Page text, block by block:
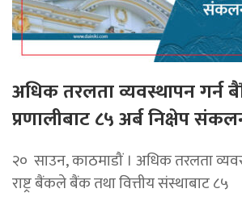
अधिक तरलता व्यवस्थापन गर्न
प्रणालीबाट ८५ अर्ब निक्षेप
२० साउन, काठमाडौं । अधिक तरलता
राष्ट्र बैंकले बैंक तथा वित्तीय संस्थाबाट ८५